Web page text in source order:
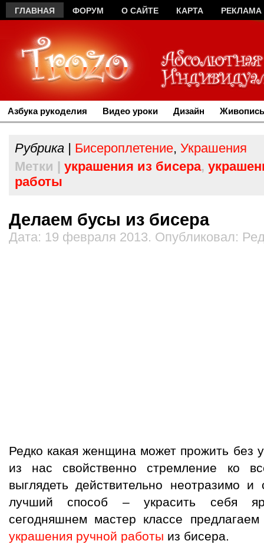
ГЛАВНАЯ ФОРУМ О САЙТЕ КАРТА РЕКЛАМА
Азбука рукоделия Видео уроки Дизайн
Рубрика | Бисероплетение, Украшения
Метки | украшения из бисера,
работы
Делаем бусы из бисера
Дата: 19 февраля 2013. Опубликовал:
Редко какая женщина может прожить без
из нас свойственно стремление ко
выглядеть действительно неотразимо
лучший способ – украсить себя
сегодняшнем мастер классе
украшения ручной работы из бисера.